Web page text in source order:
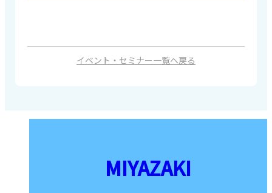
イベント・セミナー一覧へ戻る
MIYAZAKI